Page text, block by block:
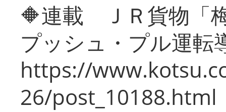
🔶連載 ＪＲ貨物「
プッシュ・プル運転
https://
26/post_10188.html